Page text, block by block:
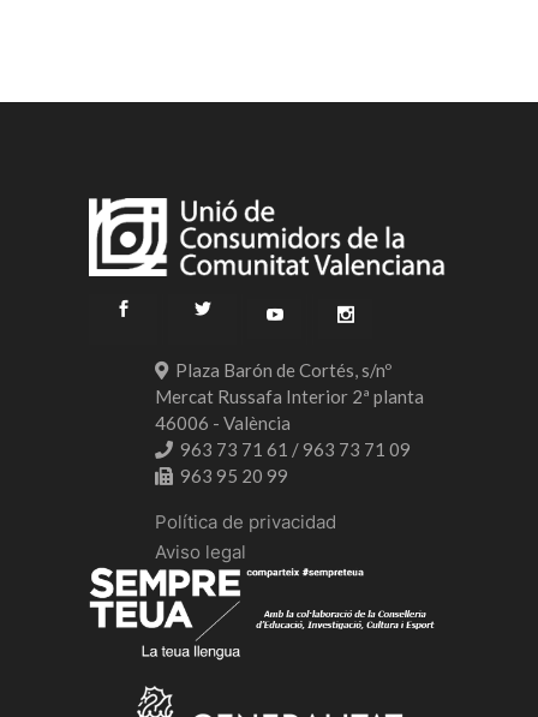
Plaza Barón de Cortés, s/nº
Mercat Russafa Interior 2ª planta
46006 - València
963 73 71 61 / 963 73 71 09
963 95 20 99
Política de privacidad
Aviso legal